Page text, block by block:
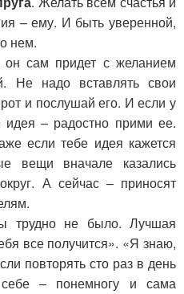
– ему. И быть уверенной,
нем.
он сам придет с желанием
Не надо вставлять свои
и послушай его. И если у
идея – радостно прими ее.
если тебе идея кажется
вещи вначале казались
А сейчас – приносят
трудно не было. Лучшая
все получится». «Я знаю,
повторять сто раз в день
– понемногу и сама